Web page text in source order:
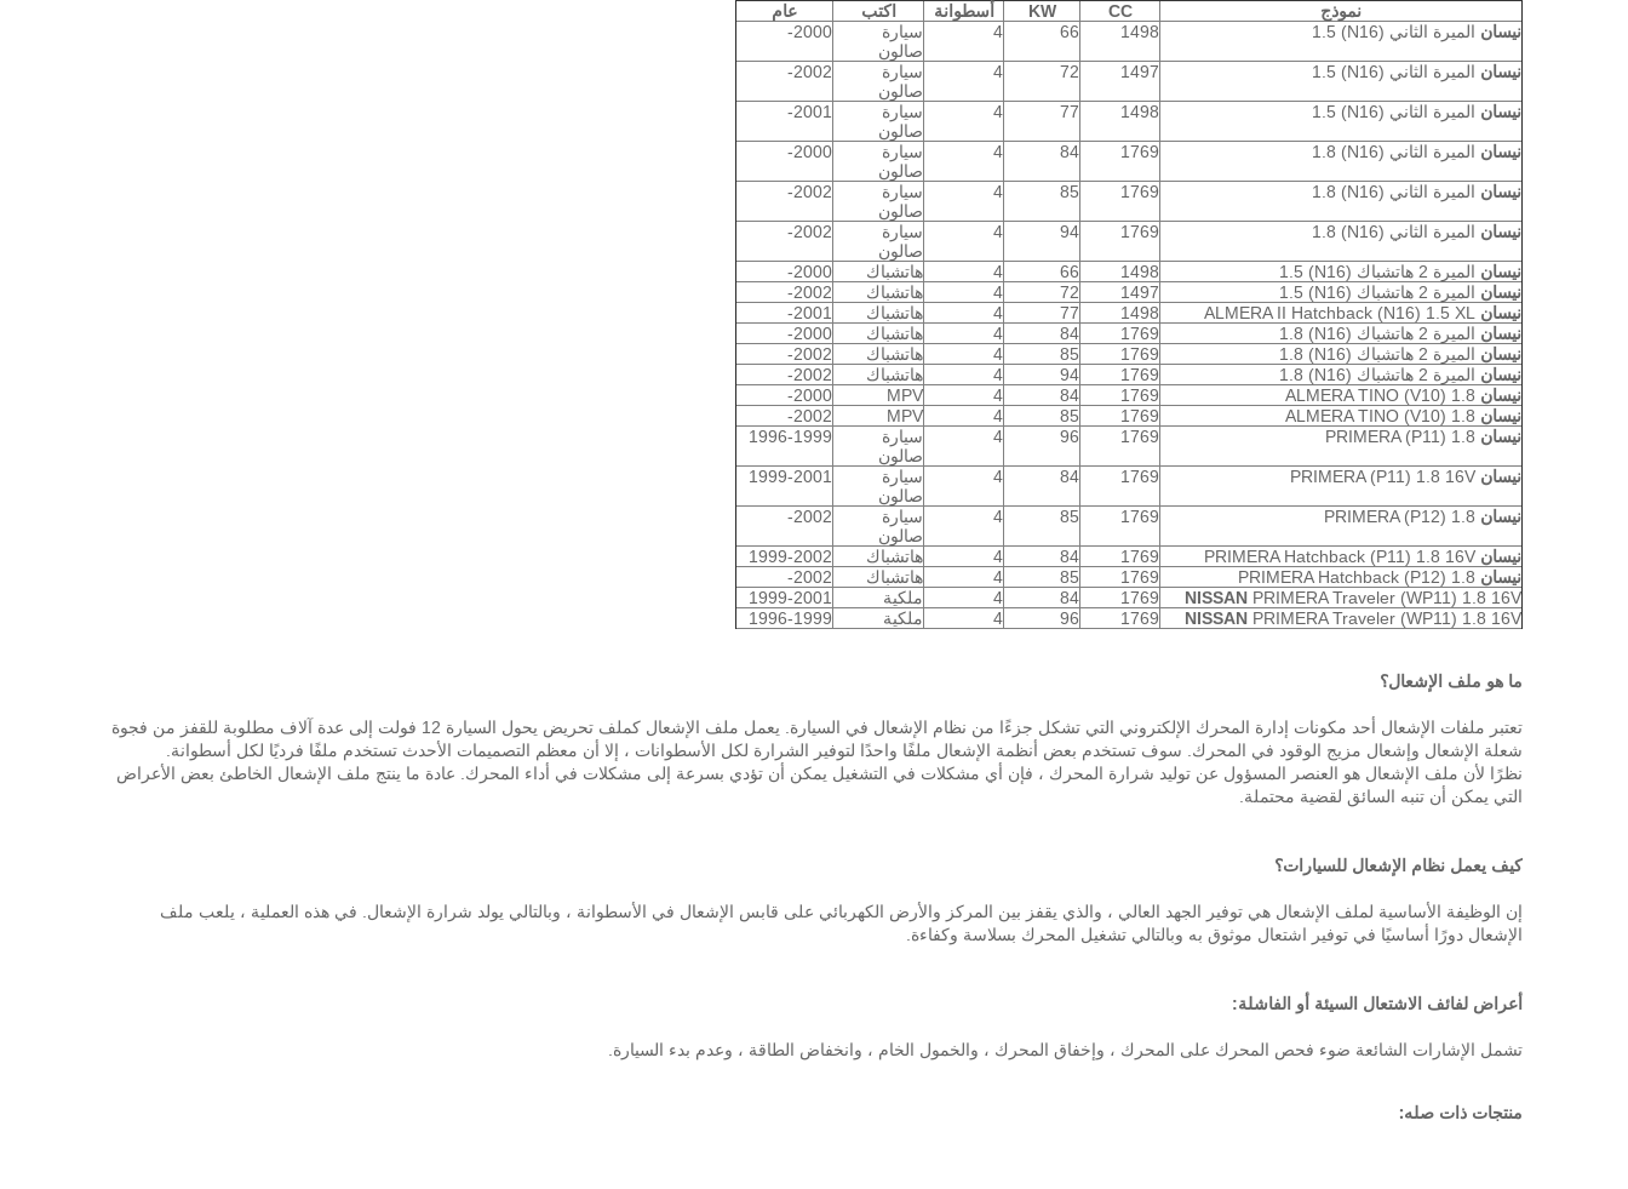
نموذج
CC
KW أسطوانة اكتب
عام
نيسان الميرة الثاني (N16) 1.5 1498
66
4
سيارة
صالون
2000-
نيسان الميرة الثاني (N16) 1.5 1497
72
4
سيارة
صالون
2002-
نيسان الميرة الثاني (N16) 1.5 1498
77
4
سيارة
صالون
2001-
نيسان الميرة الثاني (N16) 1.8 1769
84
4
سيارة
صالون
2000-
نيسان الميرة الثاني (N16) 1.8 1769
85
4
سيارة
صالون
2002-
نيسان الميرة الثاني (N16) 1.8 1769
94
4
سيارة
صالون
2002-
نيسان الميرة 2 هاتشباك (N16) 1.5 1498
66
4 هاتشباك
2000-
نيسان الميرة 2 هاتشباك (N16) 1.5 1497
72
4 هاتشباك
2002-
نيسان
1498
77
4 هاتشباك
2001-
نيسان الميرة 2 هاتشباك (N16) 1.8 1769
84
4 هاتشباك
2000-
نيسان الميرة 2 هاتشباك (N16) 1.8 1769
85
4 هاتشباك
2002-
نيسان الميرة 2 هاتشباك (N16) 1.8 1769
94
4 هاتشباك
2002-
نيسان
1769
84
4
MPV
2000-
نيسان
1769
85
4
MPV
2002-
نيسان
1769
96
4
سيارة
صالون
1996-1999
نيسان 1769
84
4
سيارة
صالون
1999-2001
نيسان 1769
85
4
سيارة
صالون
2002-
نيسان 1769
84
4 هاتشباك
1999-2002
نيسان
1769
85
4 هاتشباك
2002-
NISSAN PRIMERA Traveler (WP11) 1.8 16V
1769
84
4 ملكية
1999-2001
NISSAN PRIMERA Traveler (WP11) 1.8 16V
1769
96
4 ملكية 1996-1999
ما هو ملف الإشعال؟
تعتبر ملفات الإشعال أحد مكونات إدارة المحرك الإلكتروني التي تشكل جزءًا من نظام الإشعال في السيارة.
يعمل ملف الإشعال كملف تحريض يحول السيارة 12 فولت إلى عدة آلاف مطلوبة للقفز من فجوة
شعلة الإشعال وإشعال مزيج الوقود في المحرك.
سوف تستخدم بعض أنظمة الإشعال ملفًا واحدًا لتوفير الشرارة لكل الأسطوانات ، إلا أن معظم التصميمات الأحدث تستخدم ملفًا فرديًا لكل أسطوانة.
نظرًا لأن ملف الإشعال هو العنصر المسؤول عن توليد شرارة المحرك ، فإن أي مشكلات في التشغيل يمكن أن تؤدي بسرعة إلى مشكلات في أداء المحرك.
عادة ما ينتج ملف الإشعال الخاطئ بعض الأعراض
التي يمكن أن تنبه السائق لقضية محتملة.
كيف يعمل نظام الإشعال للسيارات؟
إن الوظيفة الأساسية لملف الإشعال هي توفير الجهد العالي ، والذي يقفز بين المركز والأرض الكهربائي على قابس الإشعال في الأسطوانة ، وبالتالي يولد شرارة الإشعال.
في هذه العملية ، يلعب ملف
الإشعال دورًا أساسيًا في توفير اشتعال موثوق به وبالتالي تشغيل المحرك بسلاسة وكفاءة.
أعراض لفائف الاشتعال السيئة أو الفاشلة:
تشمل الإشارات الشائعة ضوء فحص المحرك على المحرك ، وإخفاق المحرك ، والخمول الخام ، وانخفاض الطاقة ، وعدم بدء السيارة.
منتجات ذات صله: